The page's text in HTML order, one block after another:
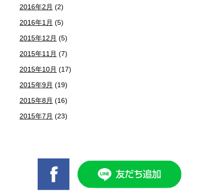
2016年2月 (2)
2016年1月 (5)
2015年12月 (5)
2015年11月 (7)
2015年10月 (17)
2015年9月 (19)
2015年8月 (16)
2015年7月 (23)